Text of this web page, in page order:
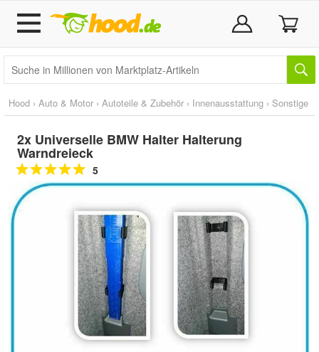
Hood › Auto & Motor › Autoteile & Zubehör › Innenausstattung › Sonstige
2x Universelle BMW Halter Halterung
Warndreieck
5